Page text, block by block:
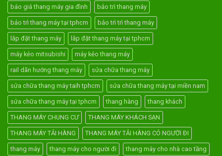
báo giá thang máy gia đình bảo trì thang máy
bảo trì thang máy tại tphcm bảo trì trì thang máy
lắp đặt thang máy lắp đặt thang máy tại tphcm
máy kéo mitsubishi máy kéo thang máy
rail dãn hướng thang máy sửa chữa thang máy
sửa chữa thang máy taih tphcm sửa chữa thang máy tại miền nam
sửa chữa thang máy tại tphcm thang hàng thang khách
THANG MÁY CHUNG CƯ THANG MÁY KHÁCH SẠN
THANG MÁY TẢI HÀNG THANG MÁY TẢI HÀNG CÓ NGƯỜI ĐI
thang máy thang máy cho người đi thang máy cho nhà cao tầng